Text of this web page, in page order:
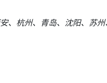
、杭州、青岛、沈阳、苏